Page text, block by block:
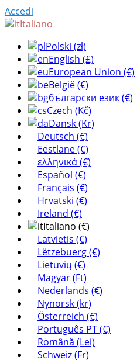
Accedi
Italiano
Polski (zł)
English (£)
European Union (€)
België (€)
български език (€)
Czech (Kč)
Dansk (Kr)
Deutsch (€)
Eestlane (€)
ελληνικά (€)
Español (€)
Français (€)
Hrvatski (€)
Ireland (€)
Italiano (€)
Latvietis (€)
Lëtzebuerg (€)
Lietuvių (€)
Magyar (Ft)
Nederlands (€)
Nynorsk (kr)
Österreich (€)
Português PT (€)
Română (Lei)
Schweiz (Fr)